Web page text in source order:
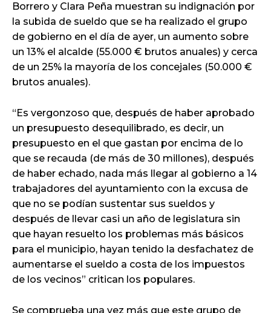
Borrero y Clara Peña muestran su indignación por
la subida de sueldo que se ha realizado el grupo
de gobierno en el día de ayer, un aumento sobre
un 13% el alcalde (55.000 € brutos anuales) y cerca
de un 25% la mayoría de los concejales (50.000 €
brutos anuales).
“Es vergonzoso que, después de haber aprobado
un presupuesto desequilibrado, es decir, un
presupuesto en el que gastan por encima de lo
que se recauda (de más de 30 millones), después
de haber echado, nada más llegar al gobierno a 14
trabajadores del ayuntamiento con la excusa de
que no se podían sustentar sus sueldos y
después de llevar casi un año de legislatura sin
que hayan resuelto los problemas más básicos
para el municipio, hayan tenido la desfachatez de
aumentarse el sueldo a costa de los impuestos
de los vecinos” critican los populares.
Se comprueba una vez más que este grupo de